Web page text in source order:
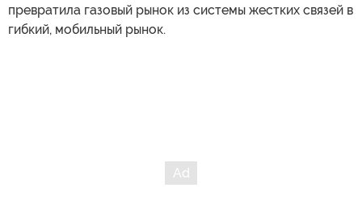
превратила газовый рынок из системы жестких связей в
гибкий, мобильный рынок.